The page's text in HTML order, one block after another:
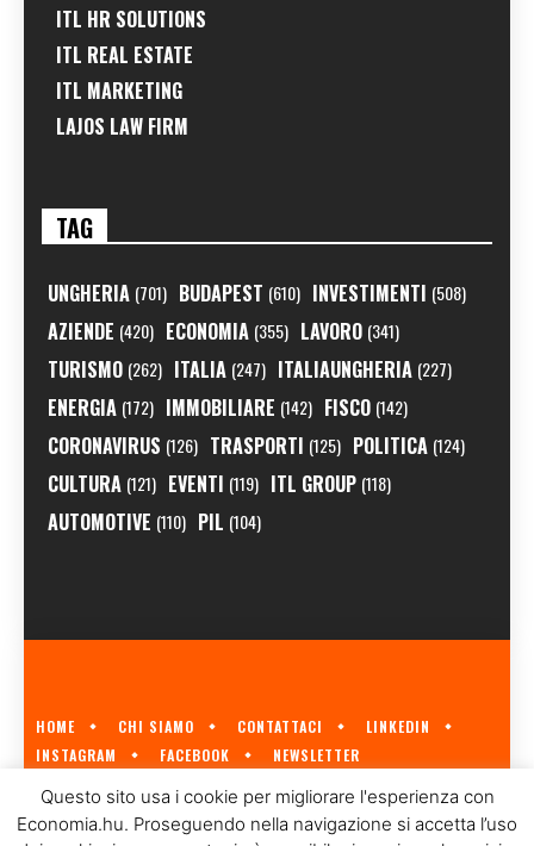
ITL HR SOLUTIONS
ITL REAL ESTATE
ITL MARKETING
LAJOS LAW FIRM
TAG
UNGHERIA (701) BUDAPEST (610) INVESTIMENTI (508)
AZIENDE (420) ECONOMIA (355) LAVORO (341)
TURISMO (262) ITALIA (247) ITALIAUNGHERIA (227)
ENERGIA (172) IMMOBILIARE (142) FISCO (142)
CORONAVIRUS (126) TRASPORTI (125) POLITICA (124)
CULTURA (121) EVENTI (119) ITL GROUP (118)
AUTOMOTIVE (110) PIL (104)
HOME CHI SIAMO CONTATTACI
LINKEDIN
INSTAGRAM
FACEBOOK NEWSLETTER
ECONOMIA.HU È IL PRIMO GIORNALE ITALIANO SULL'ECONOMIA UNGHERESE
A CURA DIITL GROUP© 2023
Questo sito usa i cookie per migliorare l'esperienza con
Economia.hu. Proseguendo nella navigazione si accetta l’uso